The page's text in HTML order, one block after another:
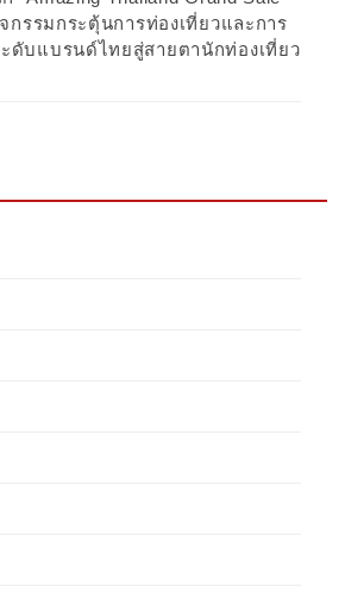
กรรมกระตุ้นการท่องเที่ยวและการ
ดับแบรนด์ไทยสู่สายตานักท่องเที่ยว